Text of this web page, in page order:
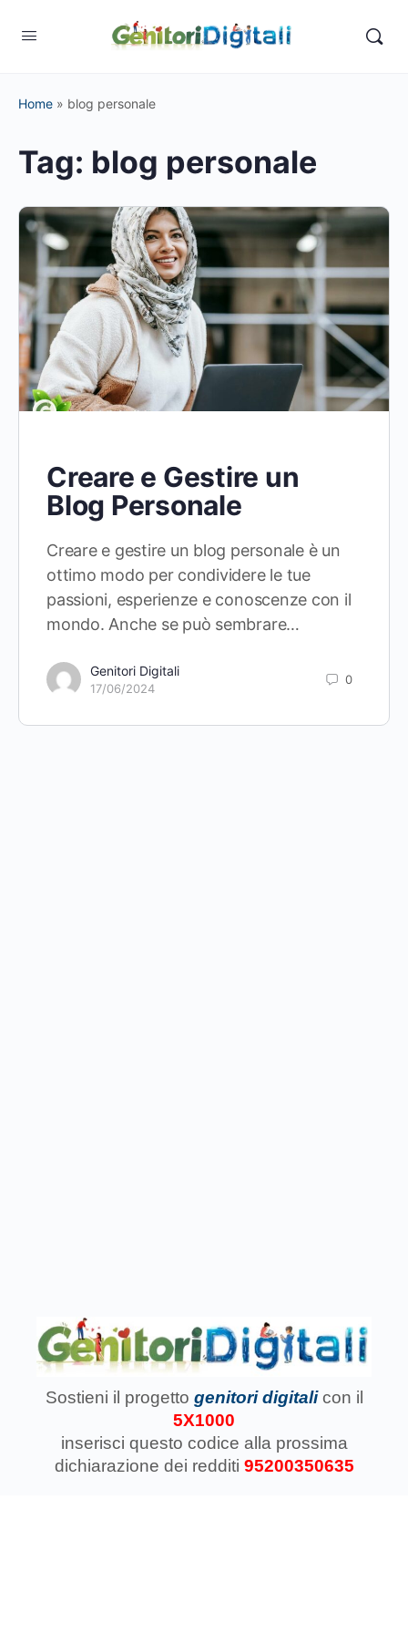
Home » blog personale
Tag: blog personale
Creare e Gestire un
Blog Personale
Creare e gestire un blog personale è un
ottimo modo per condividere le tue
passioni, esperienze e conoscenze con il
mondo. Anche se può sembrare…
Genitori Digitali
17/06/2024
0
Sostieni il progetto genitori digitali con il
5X1000
inserisci questo codice alla prossima
dichiarazione dei redditi 95200350635